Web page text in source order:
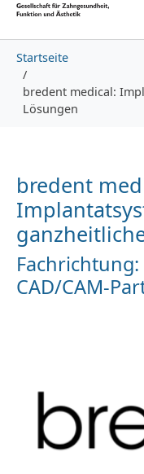
Skip to main content
Skip to page footer
Startseite
bredent medical:
Lösungen
bredent
CAD/CAM-